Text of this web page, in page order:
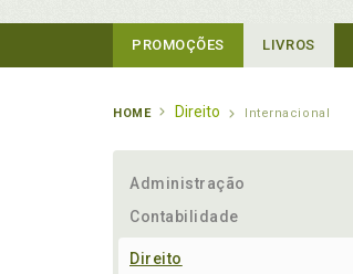
PROMOÇÕES LIVROS
HOME Direito Internacional
Administração
Contabilidade
Direito